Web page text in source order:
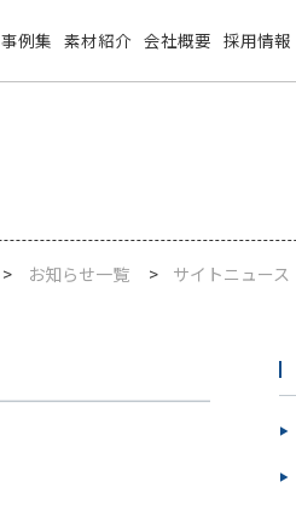
事例集 素材紹介 会社概要 採用情報
お知らせ一覧 サイトニュース